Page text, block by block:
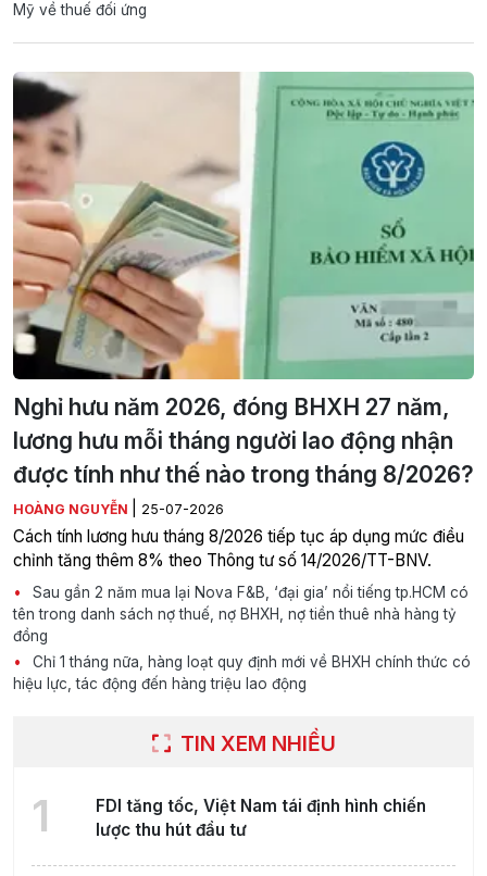
Mỹ về thuế đối ứng
Nghỉ hưu năm 2026, đóng BHXH 27 năm,
lương hưu mỗi tháng người lao động nhận
được tính như thế nào trong tháng 8/2026?
HOÀNG NGUYỄN 25-07-2026
Cách tính lương hưu tháng 8/2026 tiếp tục áp dụng mức điều
chỉnh tăng thêm 8% theo Thông tư số 14/2026/TT-BNV.
Sau gần 2 năm mua lại Nova F&B, ‘đại gia’ nổi tiếng tp.HCM có
tên trong danh sách nợ thuế, nợ BHXH, nợ tiền thuê nhà hàng tỷ
đồng
Chỉ 1 tháng nữa, hàng loạt quy định mới về BHXH chính thức có
hiệu lực, tác động đến hàng triệu lao động
TIN XEM NHIỀU
1
FDI tăng tốc, Việt Nam tái định hình chiến
lược thu hút đầu tư